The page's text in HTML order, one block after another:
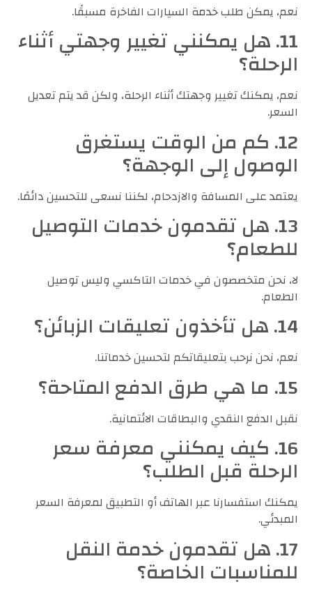
نعم، يمكن طلب خدمة السيارات الفاخرة مسبقًا.
11. هل يمكنني تغيير وجهتي أثناء
الرحلة؟
نعم، يمكنك تغيير وجهتك أثناء الرحلة، ولكن قد يتم تعديل
السعر.
12. كم من الوقت يستغرق
الوصول إلى الوجهة؟
يعتمد على المسافة والازدحام، لكننا نسعى للتحسين دائمًا.
13. هل تقدمون خدمات التوصيل
للطعام؟
لا، نحن متخصصون في خدمات التاكسي وليس توصيل
الطعام.
14. هل تأخذون تعليقات الزبائن؟
نعم، نحن نرحب بتعليقاتكم لتحسين خدماتنا.
15. ما هي طرق الدفع المتاحة؟
نقبل الدفع النقدي والبطاقات الائتمانية.
16. كيف يمكنني معرفة سعر
الرحلة قبل الطلب؟
يمكنك استفسارنا عبر الهاتف أو التطبيق لمعرفة السعر
المبدئي.
17. هل تقدمون خدمة النقل
للمناسبات الخاصة؟